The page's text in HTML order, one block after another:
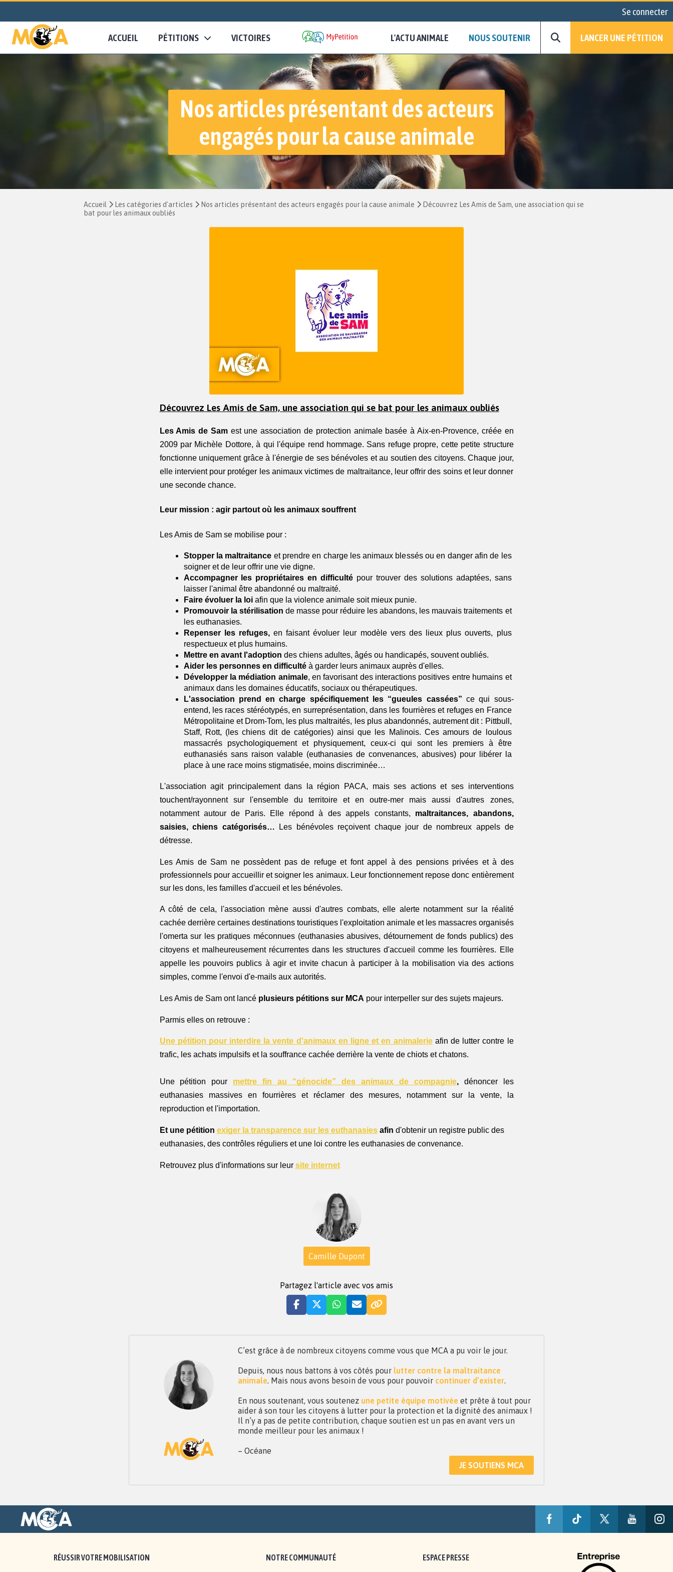
Se connecter
ACCUEIL PÉTITIONS VICTOIRES L'ACTU ANIMALE NOUS SOUTENIR LANCER UNE PÉTITION
Nos articles présentant des acteurs
engagés pour la cause animale
Accueil Les catégories d'articles Nos articles présentant des acteurs engagés pour la cause animale
Découvrez Les Amis de Sam, une association qui se
bat pour les animaux oubliés
Découvrez Les Amis de Sam, une association qui se bat pour les animaux oubliés
Les Amis de Sam est une association de protection animale basée à Aix-en-Provence, créée en
2009 par Michèle Dottore, à qui l'équipe rend hommage. Sans refuge propre, cette petite structure
fonctionne uniquement grâce à l'énergie de ses bénévoles et au soutien des citoyens. Chaque jour,
elle intervient pour protéger les animaux victimes de maltraitance, leur offrir des soins et leur donner
une seconde chance.
Leur mission : agir partout où les animaux souffrent
Les Amis de Sam se mobilise pour :
Stopper la maltraitance et prendre en charge les animaux blessés ou en danger afin de les
soigner et de leur offrir une vie digne.
Accompagner les propriétaires en difficulté pour trouver des solutions adaptées, sans
laisser l'animal être abandonné ou maltraité.
Faire évoluer la loi afin que la violence animale soit mieux punie.
Promouvoir la stérilisation de masse pour réduire les abandons, les mauvais traitements et
les euthanasies.
Repenser les refuges, en faisant évoluer leur modèle vers des lieux plus ouverts, plus
respectueux et plus humains.
Mettre en avant l'adoption des chiens adultes, âgés ou handicapés, souvent oubliés.
Aider les personnes en difficulté à garder leurs animaux auprès d'elles.
Développer la médiation animale, en favorisant des interactions positives entre humains et
animaux dans les domaines éducatifs, sociaux ou thérapeutiques.
L'association prend en charge spécifiquement les “gueules cassées” ce qui sous-
entend, les races stéréotypés, en surreprésentation, dans les fourrières et refuges en France
Métropolitaine et Drom-Tom, les plus maltraités, les plus abandonnés, autrement dit : Pittbull,
Staff, Rott, (les chiens dit de catégories) ainsi que les Malinois. Ces amours de loulous
massacrés psychologiquement et physiquement, ceux-ci qui sont les premiers à être
euthanasiés sans raison valable (euthanasies de convenances, abusives) pour libérer la
place à une race moins stigmatisée, moins discriminée…
L'association agit principalement dans la région PACA, mais ses actions et ses interventions
touchent/rayonnent sur l'ensemble du territoire et en outre-mer mais aussi d'autres zones,
notamment autour de Paris. Elle répond à des appels constants, maltraitances, abandons,
saisies, chiens catégorisés… Les bénévoles reçoivent chaque jour de nombreux appels de
détresse.
Les Amis de Sam ne possèdent pas de refuge et font appel à des pensions privées et à des
professionnels pour accueillir et soigner les animaux. Leur fonctionnement repose donc entièrement
sur les dons, les familles d'accueil et les bénévoles.
A côté de cela, l'association mène aussi d'autres combats, elle alerte notamment sur la réalité
cachée derrière certaines destinations touristiques l'exploitation animale et les massacres organisés
l'omerta sur les pratiques méconnues (euthanasies abusives, détournement de fonds publics) des
citoyens et malheureusement récurrentes dans les structures d'accueil comme les fourrières. Elle
appelle les pouvoirs publics à agir et invite chacun à participer à la mobilisation via des actions
simples, comme l'envoi d'e-mails aux autorités.
Les Amis de Sam ont lancé plusieurs pétitions sur MCA pour interpeller sur des sujets majeurs.
Parmis elles on retrouve :
Une pétition pour interdire la vente d'animaux en ligne et en animalerie afin de lutter contre le
trafic, les achats impulsifs et la souffrance cachée derrière la vente de chiots et chatons.
Une pétition pour mettre fin au “génocide” des animaux de compagnie, dénoncer les
euthanasies massives en fourrières et réclamer des mesures, notamment sur la vente, la
reproduction et l'importation.
Et une pétition exiger la transparence sur les euthanasies afin d'obtenir un registre public des
euthanasies, des contrôles réguliers et une loi contre les euthanasies de convenance.
Retrouvez plus d'informations sur leur site internet
Camille Dupont
Partagez l'article avec vos amis
C’est grâce à de nombreux citoyens comme vous que MCA a pu voir le jour.
Depuis, nous nous battons à vos côtés pour lutter contre la maltraitance
animale . Mais nous avons besoin de vous pour pouvoir continuer d’exister
En nous soutenant, vous soutenez une petite équipe motivée et prête à tout pour
aider à son tour les citoyens à lutter pour la protection et la dignité des animaux !
Il n’y a pas de petite contribution, chaque soutien est un pas en avant vers un
monde meilleur pour les animaux !
– Océane
JE SOUTIENS MCA
RÉUSSIR VOTRE MOBILISATION NOTRE COMMUNAUTÉ ESPACE PRESSE